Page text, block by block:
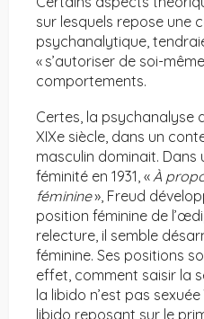
sur lesquels repose une
psychanalytique,
« s’autoriser de soi-
comportements.
Certes, la psychanalyse
XIXe siècle, dans un
masculin dominait. Dans
féminité en 1931, «À
féminine», Freud
position féminine de
relecture, il semble
féminine. Ses positions
effet, comment saisir la
la libido n’est pas sexuée
libido reposant sur le